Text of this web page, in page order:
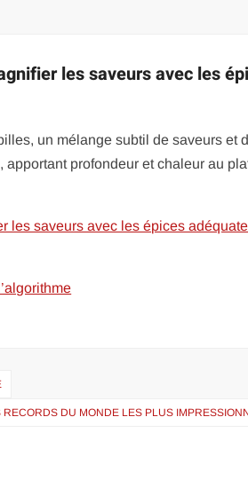
les saveurs avec les
un mélange subtil de saveurs et
profondeur et chaleur au
les saveurs avec les épices
DU MONDE LES PLUS